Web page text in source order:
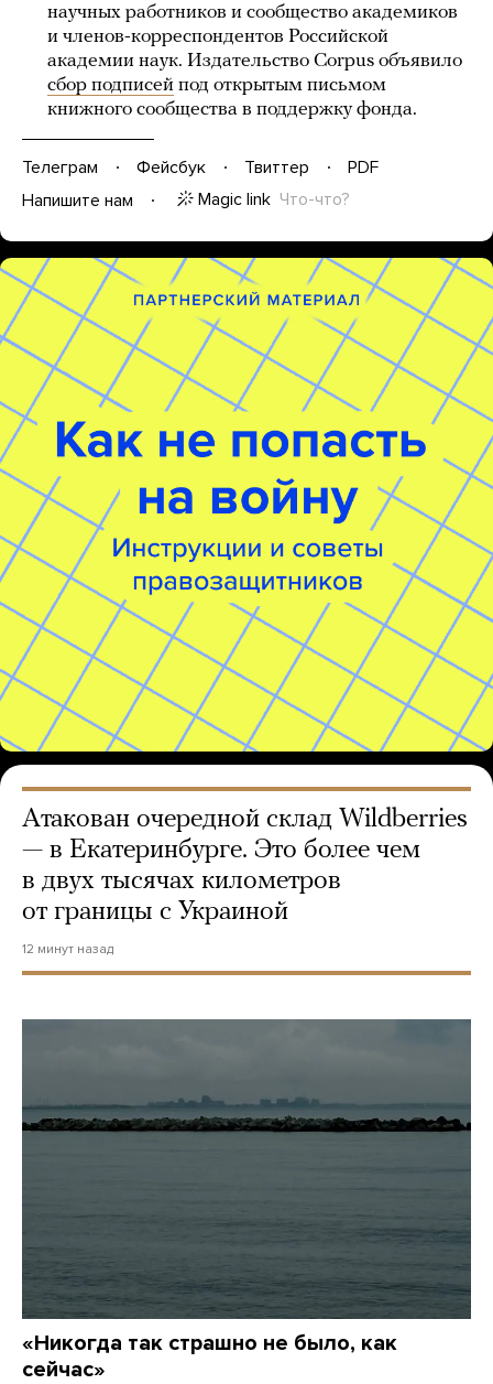
научных работников и сообщество академиков
и членов-корреспондентов Российской
академии наук. Издательство Corpus объявило
сбор подписей под открытым письмом
книжного сообщества в поддержку фонда.
Телеграм Фейсбук Твиттер
PDF
Напишите нам
Magic link Что-что?
Атакован очередной склад Wildberries
— в Екатеринбурге. Это более чем
в двух тысячах километров
от границы с Украиной
12 минут назад
«Никогда так страшно не было, как
сейчас»